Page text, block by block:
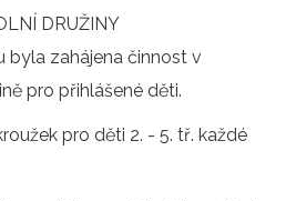
DRUŽINY
byla zahájena činnost v
pro přihlášené děti.
pro děti 2. - 5. tř. každé